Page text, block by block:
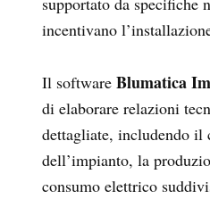
incentivano
Il software Blumatica
di elaborare relazioni
dettagliate, includendo il
dell’impianto, la
consumo elettrico